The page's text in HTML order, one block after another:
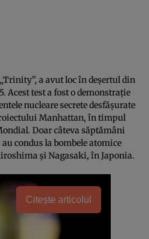
a avut loc în deșertul din
Acest test a fost o demonstrație
nucleare secrete desfășurate
Manhattan, în timpul
Doar câteva săptămâni
condus la bombele atomice
și Nagasaki, în Japonia.
Citește articolul